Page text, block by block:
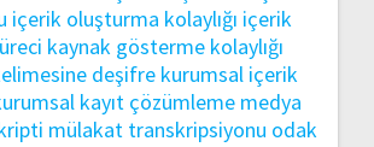
içerik oluşturma kolaylığı içerik
kaynak gösterme kolaylığı
deşifre kurumsal içerik
kayıt çözümleme medya
mülakat transkripsiyonu odak